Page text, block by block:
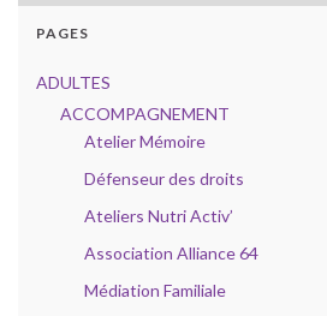
PAGES
ADULTES
ACCOMPAGNEMENT
Atelier Mémoire
Défenseur des droits
Ateliers Nutri Activ’
Association Alliance 64
Médiation Familiale